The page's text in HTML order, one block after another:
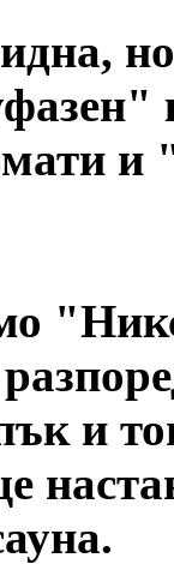
и
и